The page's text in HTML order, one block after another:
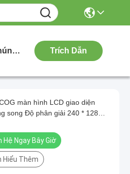
Liên Hệ Với Chúng Tôi Trích Dẫn
màn hình LCD giao diện
song Độ phân giải 240 * 128
màu trắng với bảng PCB
Hệ Ngay Bây Giờ
Hiểu Thêm